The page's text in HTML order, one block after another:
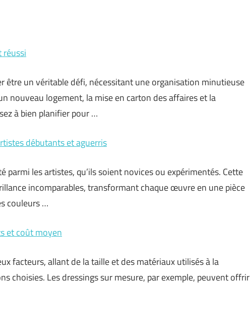
réussi
être un véritable défi, nécessitant une organisation minutieuse
nouveau logement, la mise en carton des affaires et la
à bien planifier pour …
débutants et aguerris
parmi les artistes, qu’ils soient novices ou expérimentés. Cette
incomparables, transformant chaque œuvre en une pièce
couleurs …
et coût moyen
facteurs, allant de la taille et des matériaux utilisés à la
choisies. Les dressings sur mesure, par exemple, peuvent offrir